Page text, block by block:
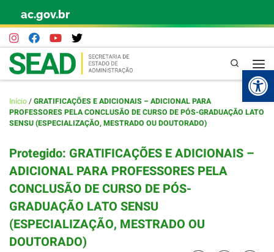
Skip to content
ac.gov.br
Pesquisa
Início/GRATIFICAÇÕES E ADICIONAIS – ADICIONAL PARA
PROFESSORES PELA CONCLUSÃO DE CURSO DE PÓS-GRADUAÇÃO LATO
SENSU (ESPECIALIZAÇÃO, MESTRADO OU DOUTORADO)
Protegido: GRATIFICAÇÕES E ADICIONAIS –
ADICIONAL PARA PROFESSORES PELA
CONCLUSÃO DE CURSO DE PÓS-
GRADUAÇÃO LATO SENSU
(ESPECIALIZAÇÃO, MESTRADO OU
DOUTORADO)